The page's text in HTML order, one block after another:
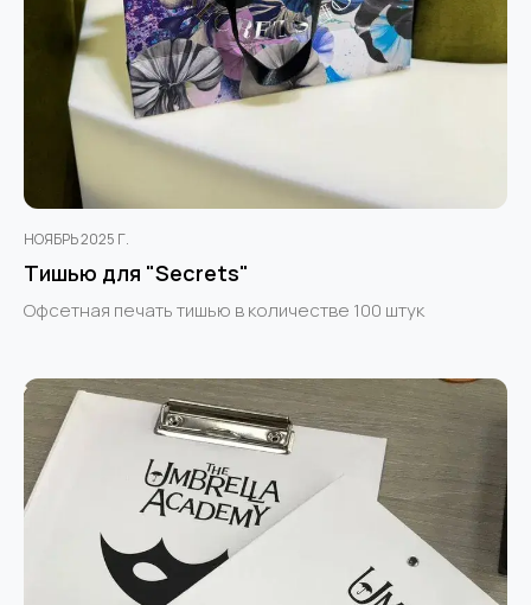
НОЯБРЬ 2025 Г.
Тишью для "Secrets"
Офсетная печать тишью в количестве 100 штук